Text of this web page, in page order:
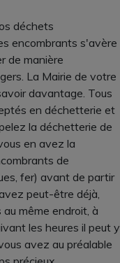
déchets
encombrants s'avère
de manière
La Mairie de votre
davantage. Tous
en déchetterie et
la déchetterie de
en avez la
de
fer) avant de partir
peut-être déjà,
même endroit, à
les heures il peut y
avez au préalable